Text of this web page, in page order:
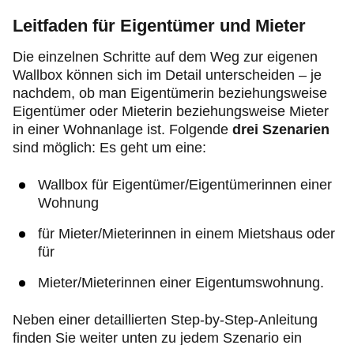
Leitfaden für Eigentümer und Mieter
Die einzelnen Schritte auf dem Weg zur eigenen
Wallbox können sich im Detail unterscheiden – je
nachdem, ob man Eigentümerin beziehungsweise
Eigentümer oder Mieterin beziehungsweise Mieter
in einer Wohnanlage ist. Folgende drei Szenarien
sind möglich: Es geht um eine:
Wallbox für Eigentümer/Eigentümerinnen einer
Wohnung
für Mieter/Mieterinnen in einem Mietshaus oder
für
Mieter/Mieterinnen einer Eigentumswohnung.
Neben einer detaillierten Step-by-Step-Anleitung
finden Sie weiter unten zu jedem Szenario ein